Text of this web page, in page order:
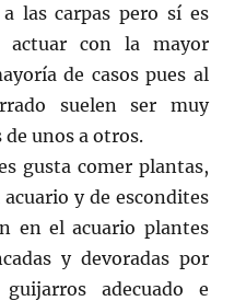
las carpas pero sí es
actuar con la mayor
de casos pues al
suelen ser muy
unos a otros.
gusta comer plantas,
y de escondites
en el acuario plantes
y devoradas por
adecuado e